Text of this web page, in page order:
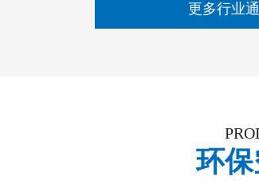
更多行业
环保